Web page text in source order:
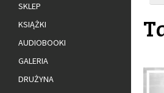
SKLEP
KSIĄŻKI
AUDIOBOOKI
GALERIA
DRUŻYNA